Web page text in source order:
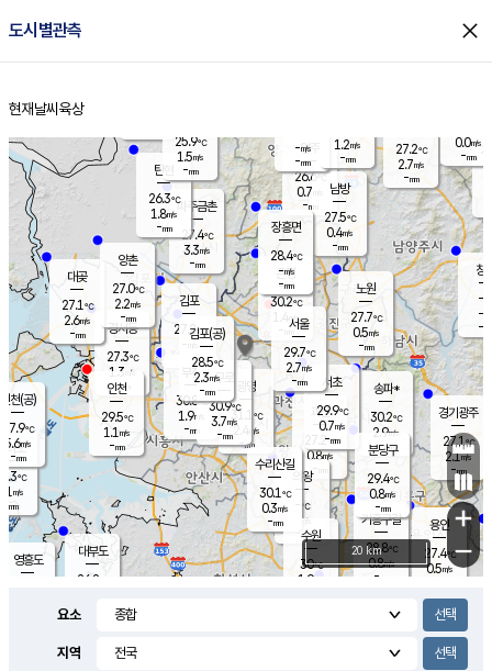
도시별관측 close
홈
현재날씨 육상
의도
℃
m/s
mm
영흥도
양주
26.6℃
0.7
-mm
과천
27.2℃
0.8m/s
- mm
용인
27.4℃
0.5m/s
경기광주
27.1℃
2.1m/s
-mm
대부도
26.8
경서동
27.3℃
1.3 m/s
-mm
파주금촌
27.4℃
3.3m/s
-mm
27.2℃
2.7m/s
-mm
대곶
27.1℃
2.6m/s
-mm
창
-
-m/
-
탄현
26.3℃
1.8m/s
-mm
0.0m/s
-mm
의왕
- ℃
m/s
mm
김포
27.2℃
-m/s
mm
광명
31.1
℃
2.4 m/s
-mm
부천
30.8℃
1.9m/s
-mm
양촌
27.0℃
2.2m/s
-mm
구로
30.9℃
3.7m/s
-mm
은평
30.2℃
1.4 m/s
- mm
노원
27.7℃
0.5m/s
-mm
송파*
30.2℃
2.9m/s
-mm
서초
29.9℃
0.7m/s
-mm
남방
27.5℃
0.4m/s
-mm
기흥구갈
28.8℃
0.8m/s
-
수리산길
30.1℃
0.3m/s
-mm
분당구
29.4℃
0.8m/s
-mm
장흥면
28.4℃
-m/s
-mm
-m/s
-mm
인천(공)
27.9℃
5.6m/s
-mm
김포(공)
28.5℃
2.3m/s
-mm
수원
30℃
1.9m/s
인천
29.5℃
1.1 m/s
-mm
서울
29.7℃
2.7m/s
-mm
25.9℃
1.5m/s
-mm
1.2m/s
-mm
+
−
20 km
요소
지역